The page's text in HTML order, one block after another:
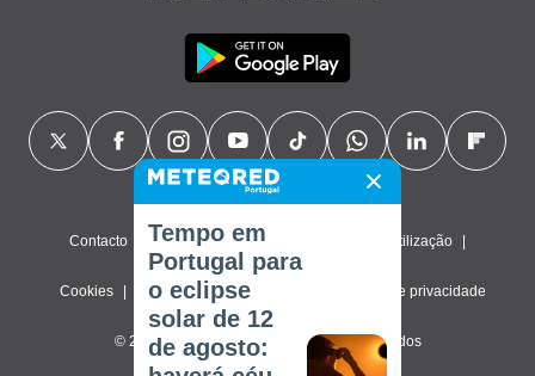
Contacto Sobre nós FAQ Termos de utilização
Cookies Política de privacidade Definições de privacidade
© 2026 Meteored. Todos os direitos reservados
Tempo em
Portugal para
o eclipse
solar de 12
de agosto: